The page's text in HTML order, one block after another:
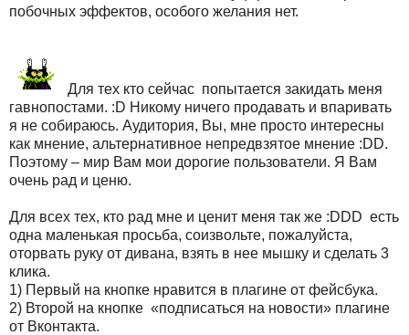
побочных эффектов, особого желания нет.
Для тех кто сейчас попытается закидать меня
гавнопостами. :D Никому ничего продавать и впаривать
я не собираюсь. Аудитория, Вы, мне просто интересны
как мнение, альтернативное непредвзятое мнение :DD.
Поэтому – мир Вам мои дорогие пользователи. Я Вам
очень рад и ценю.
Для всех тех, кто рад мне и ценит меня так же :DDD есть
одна маленькая просьба, соизвольте, пожалуйста,
оторвать руку от дивана, взять в нее мышку и сделать 3
клика.
1) Первый на кнопке нравится в плагине от фейсбука.
2) Второй на кнопке «подписаться на новости» плагине
от Вконтакта.